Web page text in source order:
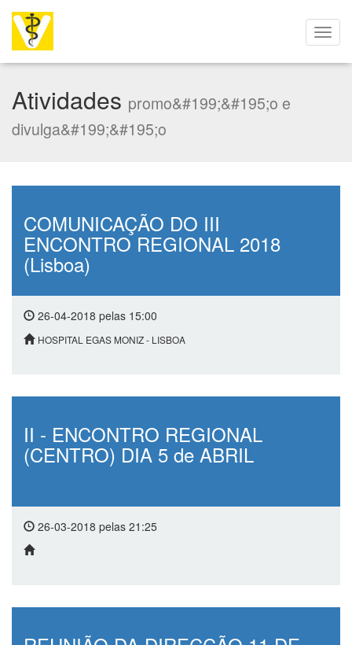
Atividades promo&#199;&#195;o e
divulga&#199;&#195;o
COMUNICAÇÃO DO III
ENCONTRO REGIONAL 2018
(Lisboa)
26-04-2018 pelas 15:00
HOSPITAL EGAS MONIZ - LISBOA
II - ENCONTRO REGIONAL
(CENTRO) DIA 5 de ABRIL
26-03-2018 pelas 21:25